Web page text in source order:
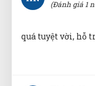
TN
Thịnh